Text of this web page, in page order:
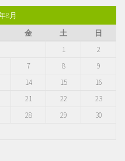
8月
金 土
日
1
2
7 8
9
14 15
16
21 22
23
28 29
30